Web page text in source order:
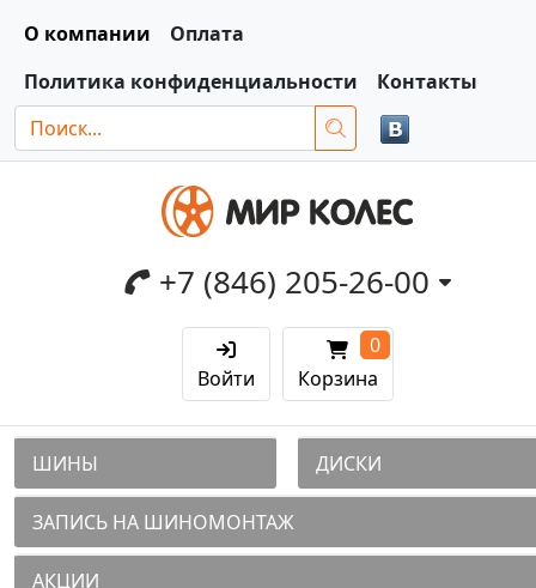
О компании
Оплата
Политика конфиденциальности
Контакты
+7 (846) 205-26-00
Войти Корзина
0
ШИНЫ ДИСКИ
ЗАПИСЬ НА ШИНОМОНТАЖ
АКЦИИ